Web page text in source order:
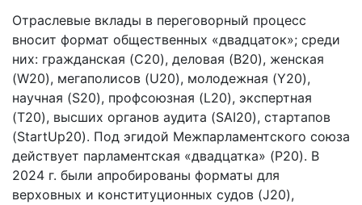
Отраслевые вклады в переговорный процесс
вносит формат общественных «двадцаток»; среди
них: гражданская (C20), деловая (B20), женская
(W20), мегаполисов (U20), молодежная (Y20),
научная (S20), профсоюзная (L20), экспертная
(T20), высших органов аудита (SAI20), стартапов
(StartUp20). Под эгидой Межпарламентского союза
действует парламентская «двадцатка» (P20). В
2024 г. были апробированы форматы для
верховных и конституционных судов (J20),